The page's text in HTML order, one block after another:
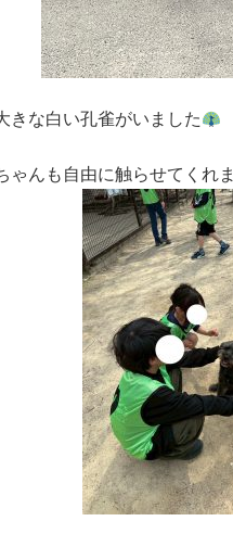
きな白い孔雀がいました
ゃんも自由に触らせてくれ